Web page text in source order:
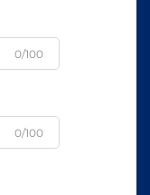
0/100
0/100